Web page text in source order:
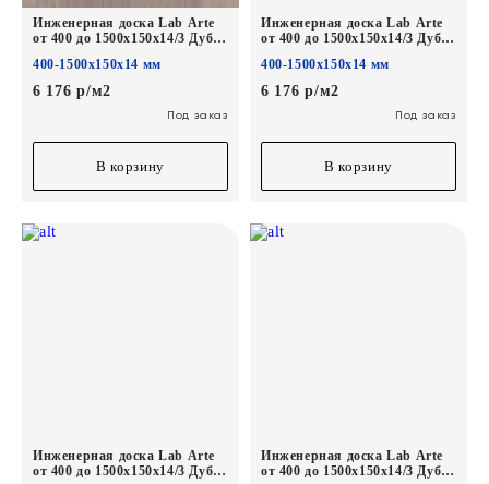
Инженерная доска Lab Arte
от 400 до 1500х150х14/3 Дуб
400-1500х150х14 мм
6 176 р/м2
Под заказ
В корзину
Инженерная доска Lab Arte
от 400 до 1500х150х14/3 Дуб
400-1500х150х14 мм
6 176 р/м2
Под заказ
В корзину
Инженерная доска Lab Arte
от 400 до 1500х150х14/3 Дуб
Инженерная доска Lab Arte
от 400 до 1500х150х14/3 Дуб